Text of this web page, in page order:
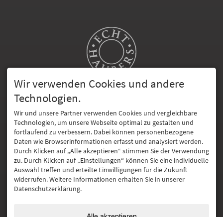
HAUBERS BLOG
ECHT HAUBERS
Wir verwenden Cookies und andere
Technologien.
Wir und unsere Partner verwenden Cookies und vergleichbare
Technologien, um unsere Webseite optimal zu gestalten und
fortlaufend zu verbessern. Dabei können personenbezogene
Daten wie Browserinformationen erfasst und analysiert werden.
Durch Klicken auf „Alle akzeptieren“ stimmen Sie der Verwendung
zu. Durch Klicken auf „Einstellungen“ können Sie eine individuelle
Auswahl treffen und erteilte Einwilligungen für die Zukunft
widerrufen. Weitere Informationen erhalten Sie in unserer
Datenschutzerklärung.